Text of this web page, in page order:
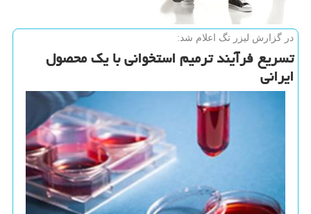
در گزارش لیزر تگ اعلام شد:
تسریع فرآیند ترمیم استخوانی با یك محصول
ایرانی